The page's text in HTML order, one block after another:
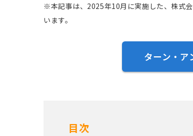
※本記事は、2025年10月に実施した、株式
います。
ターン・ア
目次